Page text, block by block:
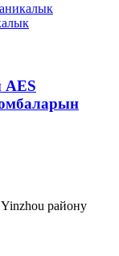
AES
району